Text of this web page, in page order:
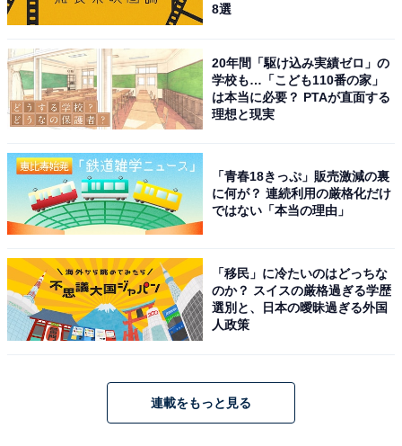
こちらもおすすめ
1人旅で行きたい「和歌山県の温泉地」ランキン
グ！ 2位「龍神温泉」を抑えた1位は？【2025
年調査】
1 2
8選
20年間「駆け込み実績ゼロ」の
学校も…「こども110番の家」
は本当に必要？ PTAが直面する
理想と現実
「青春18きっぷ」販売激減の裏
に何が？ 連続利用の厳格化だけ
ではない「本当の理由」
「移民」に冷たいのはどっちな
のか？ スイスの厳格過ぎる学歴
選別と、日本の曖昧過ぎる外国
人政策
連載をもっと見る